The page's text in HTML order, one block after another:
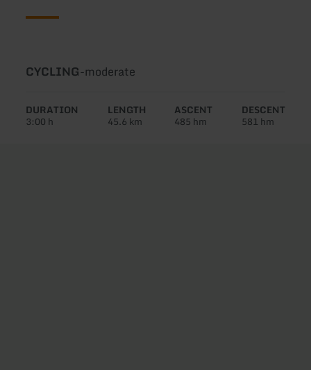
Type
tour:
CYCLING-Difficulty:
moderate
DURATION
3:00 h
LENGTH
45.6 km
ASCENT
485 hm
DESCENT
581 hm